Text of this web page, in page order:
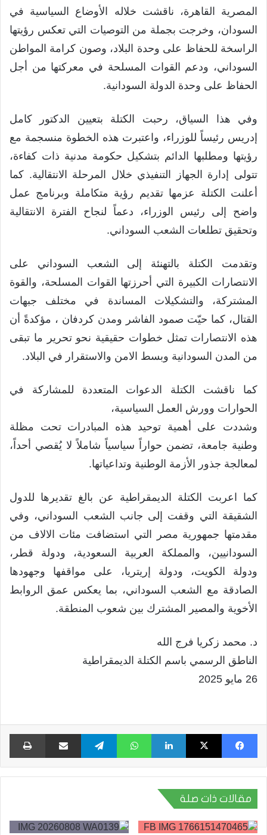
المصرية القاهرة، ناقشت خلاله الأوضاع السياسية في
السودان، وخرجت بجملة من التوصيات التي تعكس رؤيتها
الراسخة للحفاظ على وحدة البلاد، وصون كرامة المواطن
السوداني، ودعم القوات المسلحة في معركتها من أجل
الحفاظ على وحدة الدولة السودانية.
وفي هذا السياق، رحبت الكتلة بتعيين الدكتور كامل
إدريس رئيساً للوزراء، واعتبرت هذه الخطوة منسجمة مع
رؤيتها ومطلبها الدائم بتشكيل حكومة مدنية ذات كفاءة،
تتولى إدارة الجهاز التنفيذي خلال المرحلة الانتقالية. كما
أعلنت الكتلة عزمها تقديم رؤية متكاملة وبرنامج عمل
واضح إلى رئيس الوزراء، دعماً لنجاح الفترة الانتقالية
وتحقيق تطلعات الشعب السوداني.
وتقدمت الكتلة بالتهنئة إلى الشعب السوداني على
الانتصارات الكبيرة التي أحرزتها القوات المسلحة، والقوة
المشتركة، والتشكيلات المساندة في مختلف جبهات
القتال، كما حيّت صمود الفاشر ومدن كردفان ، مؤكدةً أن
هذه الانتصارات تمثل خطوات حقيقية نحو تحرير ما تبقى
من المدن السودانية وبسط الامن والاستقرار في البلاد.
كما ناقشت الكتلة الدعوات المتعددة للمشاركة في
الحوارات وورش العمل السياسية،
وشددت على أهمية توحيد هذه المبادرات تحت مظلة
وطنية جامعة، تضمن حواراً سياسياً شاملاً لا يُقصي أحداً،
لمعالجة جذور الأزمة الوطنية وتداعياتها.
كما اعربت الكتلة الديمقراطية عن بالغ تقديرها للدول
الشقيقة التي وقفت إلى جانب الشعب السوداني، وفي
مقدمتها جمهورية مصر التي استضافت مئات الالاف من
السودانيين، والمملكة العربية السعودية، ودولة قطر،
ودولة الكويت، ودولة إريتريا، على مواقفها وجهودها
الصادقة مع الشعب السوداني، بما يعكس عمق الروابط
الأخوية والمصير المشترك بين شعوب المنطقة.
د. محمد زكريا فرج الله
الناطق الرسمي باسم الكتلة الديمقراطية
26 مايو 2025
فيسبوك X لينكدإن واتساب تيلقرام مشاركة عبر البريد
مقالات ذات صلة